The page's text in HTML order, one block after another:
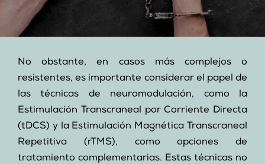
No obstante, en casos más complejos o
resistentes, es importante considerar el papel de
las técnicas de neuromodulación, como la
Estimulación Transcraneal por Corriente Directa
(tDCS) y la Estimulación Magnética Transcraneal
Repetitiva (rTMS), como opciones de
tratamiento complementarias. Estas técnicas no